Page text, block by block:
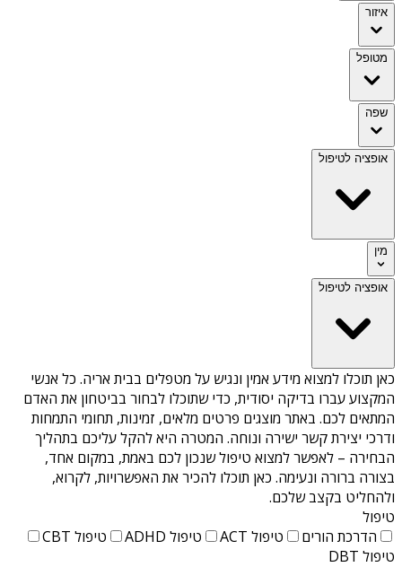
איזור
מטופל
שפה
אופציה לטיפול
מין
אופציה לטיפול
כאן תוכלו למצוא מידע אמין ונגיש על מטפלים בבית אריה. כל אנשי
המקצוע עברו בדיקה יסודית, כדי שתוכלו לבחור בביטחון את האדם
המתאים לכם. באתר מוצגים פרטים מלאים, זמינות, תחומי התמחות
ודרכי יצירת קשר ישירה ונוחה. המטרה היא להקל עליכם בתהליך
הבחירה – לאפשר למצוא טיפול שנכון לכם באמת, במקום אחד,
בצורה ברורה ונעימה. כאן תוכלו להכיר את האפשרויות, לקרוא,
ולהחליט בקצב שלכם.
טיפול
הדרכת הורים
טיפול ACT טיפול ADHD
טיפול CBT
טיפול DBT